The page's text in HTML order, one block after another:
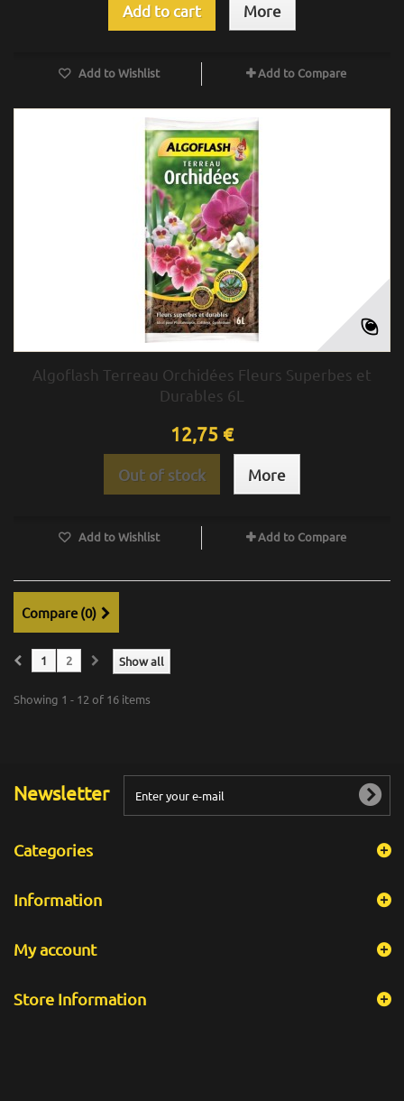
Add to cart More
Add to Wishlist Add to Compare
Algoflash Terreau Orchidées Fleurs Superbes et
Durables 6L
12,75 €
Out of stock More
Add to Wishlist Add to Compare
Compare (0)
Show all
1 2
Showing 1 - 12 of 16 items
Newsletter
Categories
Information
My account
Store Information